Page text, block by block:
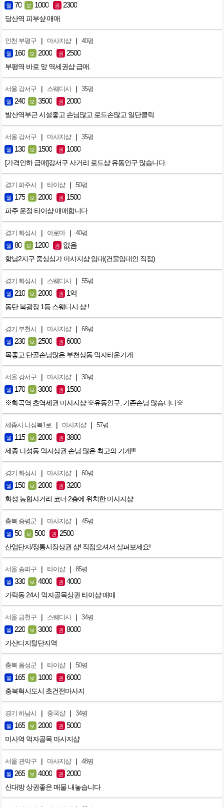
월 70 보 1000 권 2300
당산역 피부샾 매매
인천 부평구 | 마사지샵 | 40평
월 160 보 2000 권 2500
부평역 바로 앞 역세권샵 급매.
서울 강서구 | 스웨디시 | 35평
월 240 보 3500 권 2000
발산역부근 시설좋고 손님많고 로드손많고 일단클릭
서울 강서구 | 마사지샵 | 35평
월 130 보 1500 권 1000
[가격인하 급매]강서구 사거리 로드샵 유동인구 많습니다.
경기 파주시 | 타이샵 | 50평
월 175 보 2000 권 1500
파주 운정 타이샵 매매합니다
경기 화성시 | 아로마 | 40평
월 80 보 1200 권 없음
향남2지구 중심상가 마사지샵 임대(건물임대인 직접)
경기 화성시 | 스웨디시 | 55평
월 210 보 2000 권 1억
동탄 북광장 1등 스웨디시 샵 !
경기 부천시 | 마사지샵 | 68평
월 230 보 2500 권 6000
목좋고 단골손님많은 부천상동 먹자타운가게
서울 강서구 | 마사지샵 | 30평
월 170 보 3000 권 1500
※화곡역 초역세권 마사지샵 ※유동인구, 기존손님 많습니다※
세종시 나성북1로 | 마사지샵 | 57평
월 115 보 2000 권 3800
세종 나성동 먹자상권 손님 많은 최고의 가게!!!
경기 화성시 | 마사지샵 | 60평
월 150 보 2000 권 3200
화성 농협사거리 코너 2층에 위치한 마사지샵
충북 증평군 | 마사지샵 | 45평
월 50 보 500 권 2500
산업단지/정통시장상권 샵! 직접오셔서 살펴보세요!
서울 송파구 | 타이샵 | 85평
월 330 보 4000 권 4000
가락동 24시 먹자골목상권 타이샵 매매
서울 금천구 | 스웨디시 | 34평
월 220 보 3000 권 8000
가산디지털단지역
충북 음성군 | 타이샵 | 50평
월 165 보 1000 권 6000
충북혁시도시 초건전마사지
경기 하남시 | 중국샵 | 34평
월 165 보 2000 권 5000
미사역 먹자골목 마사지샵
서울 관악구 | 마사지샵 | 48평
월 265 보 4000 권 2000
신대방 상권좋은 매물 내놓습니다